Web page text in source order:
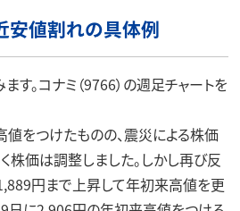
安値割れの具体例
。コナミ（9766）の週足チャートを
をつけたものの、震災による株価
株価は調整しました。しかし再び反
円まで上昇して年初来高値を更